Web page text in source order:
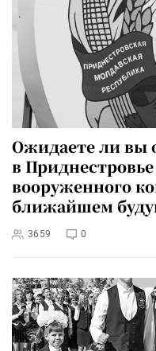
Ожидаете ли вы
в
вооруженного
ближайшем
3659 0